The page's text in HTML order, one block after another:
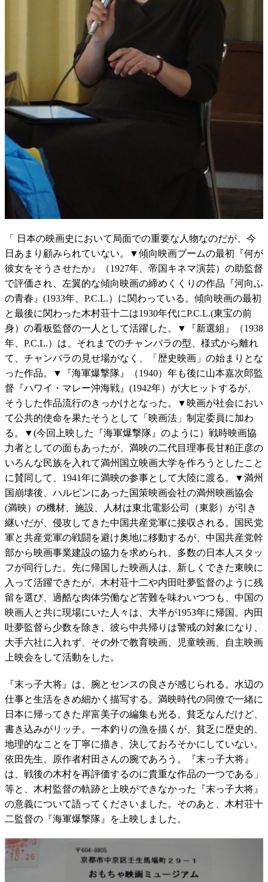
「 日本の映画史において局面での重要な人物なのだが、今
日あまり顧みられていない。▼傾向映画ブームの最初『何が
彼女をそうさせたか』（1927年、帝国キネマ演芸）の助監督
で評価され、左翼的な傾向映画の締めくくりの作品『河向ふ
の青春』(1933年、P.C.L.）に関わっている。傾向映画の最初
と最後に関わった木村荘十二は1930年代にP.C.L.(東宝の前
身）の看板監督の一人として活躍した。▼『新選組』（1938
年、P.C.L.）は、それまでのチャンバラの型、様式から離れ
て、チャンバラの見せ場がなく、「歴史映画」の始まりとな
った作品。▼『海軍爆撃隊』（1940）年も後に山本嘉次郎監
督『ハワイ・マレー沖海戦』(1942年）が大ヒットするが、
そうした作品流行のきっかけとなった。▼映画が社会におい
て公共的使命を果たそうとして「映画法」制定委員に加わ
る。▼(今回上映した『海軍爆撃隊』のように）戦時映画協
力者としての面もあったが、満映の二代目理事長甘粕正彦の
いろんな民族を入れて満州国立映画大学を作ろうとしたこと
に賛同して、1941年に満映の参事として大陸に渡る。▼満州
国崩壊後、ハルピンにあった国策映画会社の満州映画協会
(満映）の機材、施設、人材は東北電影公司（東影）が引き
継いだが、侵攻してきた中国共産党軍に接収される。国民党
軍と共産党軍の戦闘を避け奥地に移動するが、中国共産党幹
部から映画事業建設の協力を求められ、多数の日本人スタッ
フが同行した。先に帰国した映画人は、新しくできた東映に
入って活躍できたが、木村荘十二や内田吐夢監督のように残
留を選び、過酷な肉体労働など苦難を味わいつつも、中国の
映画人と共に現場にいた人々は、大半が1953年に帰国。内田
吐夢監督ら少数を除き、彼ら中共帰りは警戒の対象になり、
大手六社に入れず、その外で教育映画、児童映画、自主映画
上映会をして活動をした。
『末っ子大将』は、腕とセンスの良さが感じられる。水辺の
仕事と生活をきめ細かく描写する。満映時代の同僚で一緒に
日本に帰ってきた岸富美子の編集も光る。貧乏なんだけど、
書き込みがリッチ。一本釣りの漁を描くが、貧乏に歴史的、
地理的なことを丁寧に描き、決しておろそかにしていない。
依田先生、原作者村田さんの腕であろう。『末っ子大将』
は、戦後の木村を再評価するのに貴重な作品の一つである」
等と、木村監督の軌跡と上映ができなかった『末っ子大将』
の意義について語ってくださいました。そのあと、木村荘十
二監督の『海軍爆撃隊』を上映しました。